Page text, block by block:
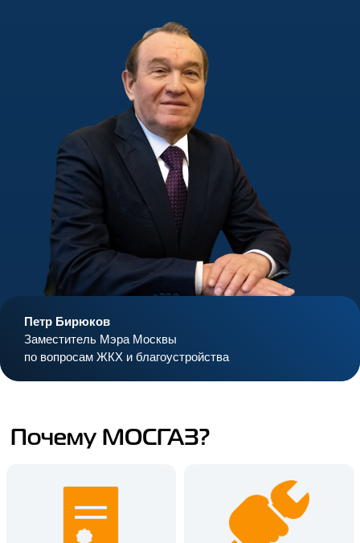
Петр Бирюков
Заместитель Мэра Москвы
по вопросам ЖКХ и благоустройства
Почему МОСГАЗ?